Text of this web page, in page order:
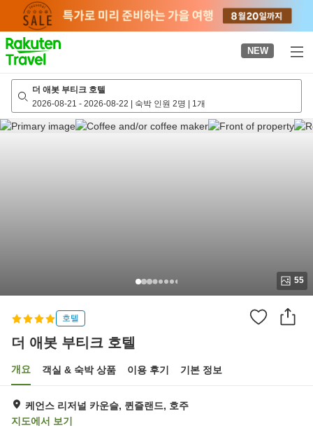
page
NEW
더 애봇 부티크 호텔
2026-08-21 - 2026-08-22 | 숙박 인원 2명 | 1개
55
호텔
더 애봇 부티크 호텔
개요 객실 & 숙박 상품 이용 후기 기본 정보
케언스 리저널 카운슬, 퀸즐랜드, 호주
지도에서 보기